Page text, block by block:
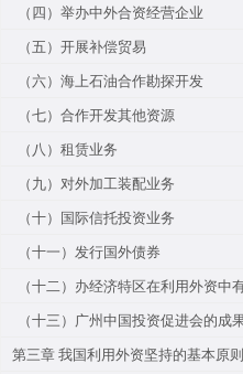
（四）举办中外合资经营企业
（五）开展补偿贸易
（六）海上石油合作勘探开发
（七）合作开发其他资源
（八）租赁业务
（九）对外加工装配业务
（十）国际信托投资业务
（十一）发行国外债券
（十二）办经济特区在利用外资中
（十三）广州中国投资促进会的成
第三章 我国利用外资坚持的基本原则